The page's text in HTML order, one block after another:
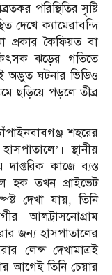
পরিস্থিতির সৃষ্টি
দেখে ক্যামেরাবন্দি
প্রকার কৈফিয়ত বা
ঝড়ের গতিতে
অদ্ভুত ঘটনার ভিডিও
ছড়িয়ে পড়লে তীব্র
শহরের
স্থানীয়
কাজে ব্যস্ত
হক তখন প্রাইভেট
দেখা যায়, তিনি
আলট্রাসনোগ্রাম
জন্য হাসপাতালের
লেন্স দেখামাত্রই
আগেই তিনি চেয়ার